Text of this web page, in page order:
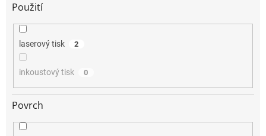
Použití
laserový tisk 2
inkoustový tisk 0
Povrch